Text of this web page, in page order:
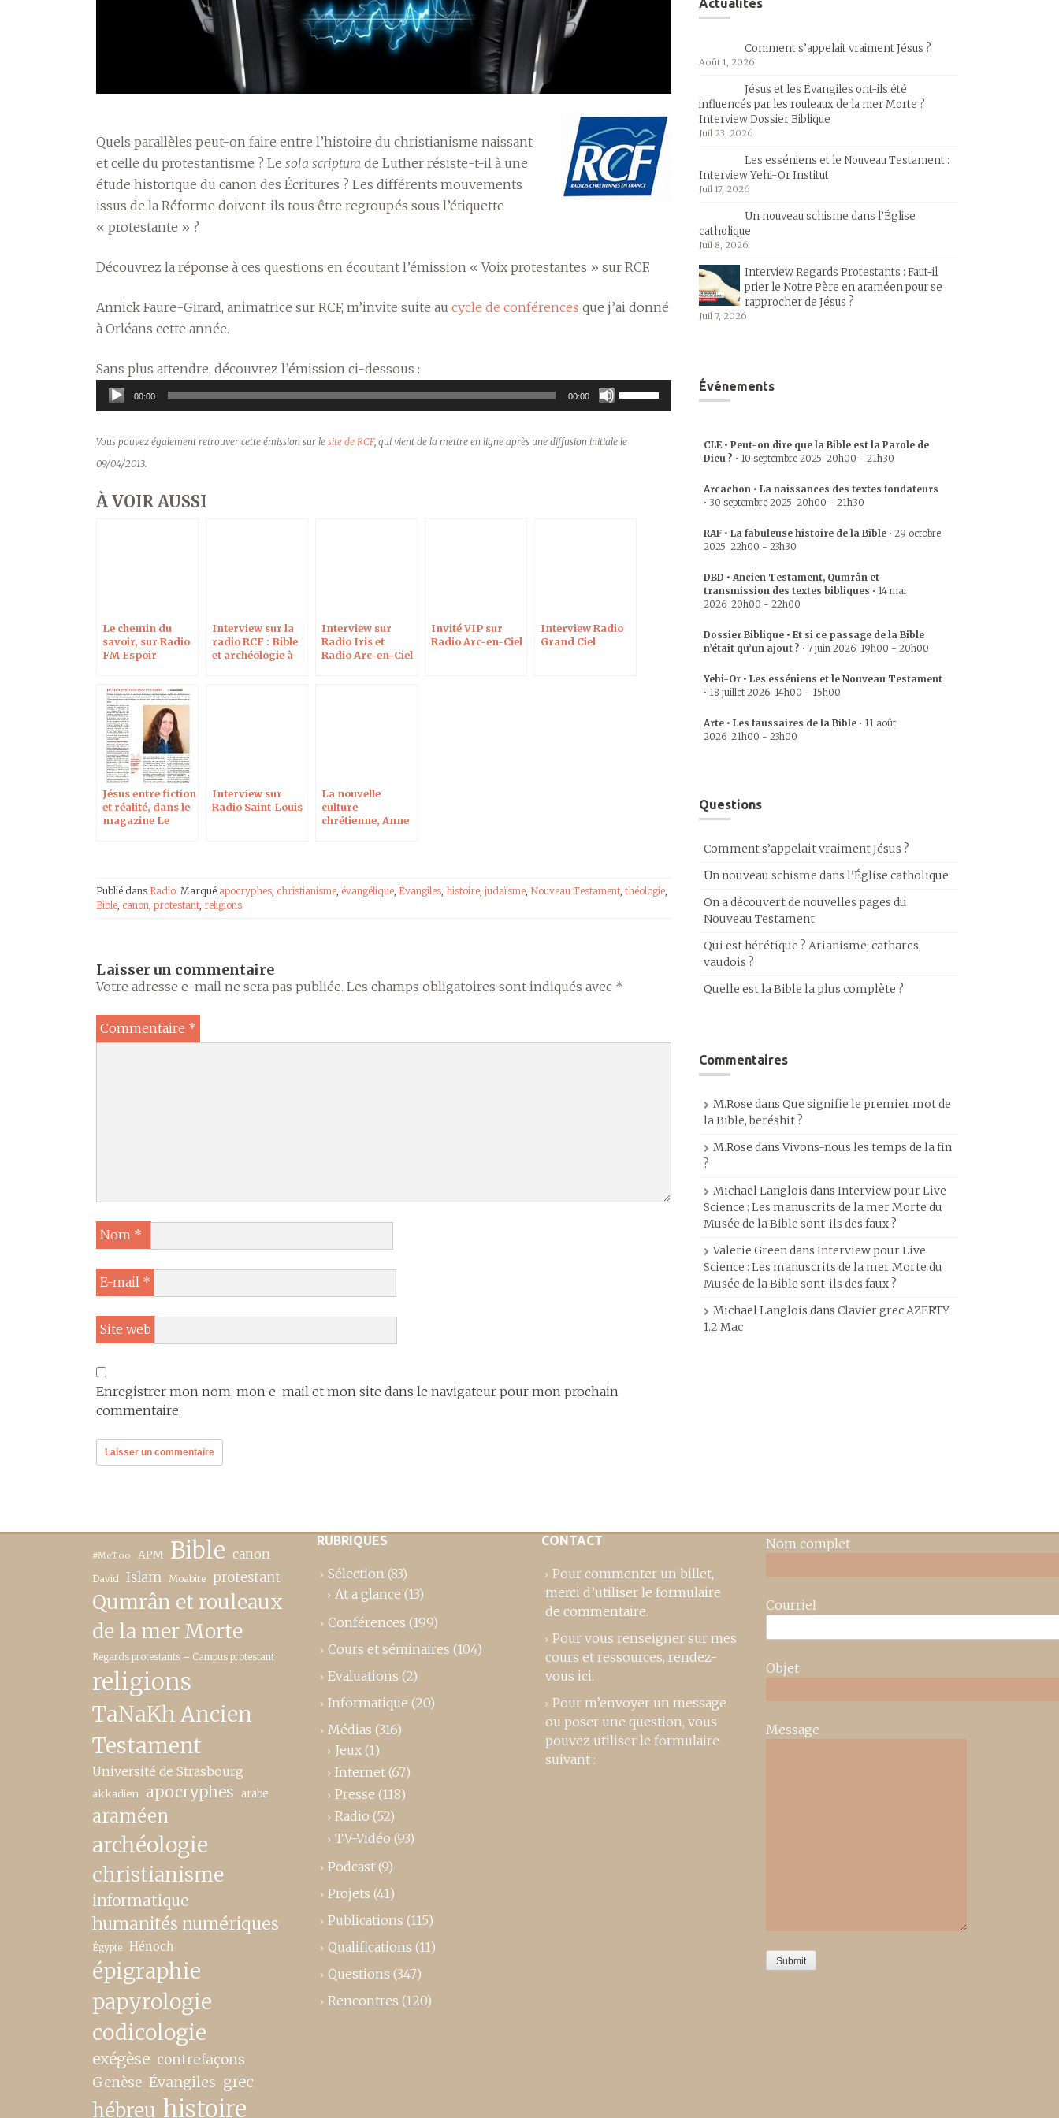
Quels parallèles peut-on faire entre l’histoire du christianisme naissant
et celle du protestantisme ? Le sola scriptura de Luther résiste-t-il à une
étude historique du canon des Écritures ? Les différents mouvements
issus de la Réforme doivent-ils tous être regroupés sous l’étiquette
« protestante » ?
Découvrez la réponse à ces questions en écoutant l’émission « Voix protestantes » sur RCF.
Annick Faure-Girard, animatrice sur RCF, m’invite suite au cycle de conférences que j’ai donné
à Orléans cette année.
Sans plus attendre, découvrez l’émission ci-dessous :
Lecteur
audio
00:00 00:00
Utilisez
les
Vous pouvez également retrouver cette émission sur le site de RCF, qui vient de la mettre en ligne après une diffusion initiale le
09/04/2013.
À VOIR AUSSI
Le chemin du
savoir, sur Radio
FM Espoir
Interview sur la
radio RCF : Bible
et archéologie à
Interview sur
Radio Iris et
Radio Arc-en-Ciel
Invité VIP sur
Radio Arc-en-Ciel
Interview Radio
Grand Ciel
Jésus entre fiction
et réalité, dans le
magazine Le
Interview sur
Radio Saint-Louis
La nouvelle
culture
chrétienne, Anne
Publié dans Radio Marqué apocryphes christianisme évangélique Évangiles histoire judaïsme Nouveau Testament théologie
Bible canon protestant religions
Laisser un commentaire
Votre adresse e-mail ne sera pas publiée. Les champs obligatoires sont indiqués avec *
Commentaire *
Nom *
E-mail *
Site web
Enregistrer mon nom, mon e-mail et mon site dans le navigateur pour mon prochain
commentaire.
Actualités
Comment s’appelait vraiment Jésus ?
Août 1, 2026
Jésus et les Évangiles ont-ils été
influencés par les rouleaux de la mer Morte ?
Interview Dossier Biblique
Juil 23, 2026
Les esséniens et le Nouveau Testament :
Interview Yehi-Or Institut
Juil 17, 2026
Un nouveau schisme dans l’Église
catholique
Juil 8, 2026
Interview Regards Protestants : Faut-il
prier le Notre Père en araméen pour se
rapprocher de Jésus ?
Juil 7, 2026
Événements
CLE • Peut-on dire que la Bible est la Parole de
Dieu ? • 10 septembre 2025 20h00 - 21h30
Arcachon • La naissances des textes fondateurs
• 30 septembre 2025 20h00 - 21h30
RAF • La fabuleuse histoire de la Bible • 29 octobre
2025 22h00 - 23h30
DBD • Ancien Testament, Qumrân et
transmission des textes bibliques • 14 mai
2026 20h00 - 22h00
Dossier Biblique • Et si ce passage de la Bible
n’était qu’un ajout ? • 7 juin 2026 19h00 - 20h00
Yehi-Or • Les esséniens et le Nouveau Testament
• 18 juillet 2026 14h00 - 15h00
Arte • Les faussaires de la Bible • 11 août
2026 21h00 - 23h00
Questions
Comment s’appelait vraiment Jésus ?
Un nouveau schisme dans l’Église catholique
On a découvert de nouvelles pages du
Nouveau Testament
Qui est hérétique ? Arianisme, cathares,
vaudois ?
Quelle est la Bible la plus complète ?
Commentaires
M.Rose dans Que signifie le premier mot de
la Bible, beréshit ?
M.Rose dansVivons-nous les temps de la fin
?
Michael Langlois dans Interview pour Live
Science : Les manuscrits de la mer Morte du
Musée de la Bible sont-ils des faux ?
Valerie Greendans Interview pour Live
Science : Les manuscrits de la mer Morte du
Musée de la Bible sont-ils des faux ?
Michael Langlois dans Clavier grec AZERTY
1.2 Mac
#MeToo APM Bible canon
David Islam Moabite protestant
Qumrân et rouleaux
de la mer Morte
Regards protestants – Campus protestant
religions
TaNaKh Ancien
Testament
Université de Strasbourg
akkadien apocryphes arabe
araméen
archéologie
christianisme
informatique
humanités numériques
Égypte Hénoch
épigraphie
papyrologie
codicologie
exégèse contrefaçons
Genèse Évangiles grec
hébreu histoire
RUBRIQUES
Sélection (83)
At a glance (13)
Conférences (199)
Cours et séminaires (104)
Evaluations (2)
Informatique (20)
Médias (316)
Jeux (1)
Internet (67)
Presse (118)
Radio (52)
TV-Vidéo (93)
Podcast (9)
Projets (41)
Publications (115)
Qualifications (11)
Questions (347)
Rencontres (120)
CONTACT
Pour commenter un billet,
merci d’utiliser le formulaire
de commentaire.
Pour vous renseigner sur mes
cours et ressources, rendez-
vous ici.
Pour m’envoyer un message
ou poser une question, vous
pouvez utiliser le formulaire
suivant :
Nom complet
Courriel
Objet
Message